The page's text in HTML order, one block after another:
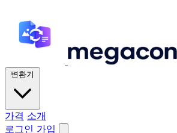
변환기
가격 소개
로그인 가입